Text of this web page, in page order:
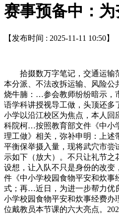
赛事预备中：为
【发布时间 : 2025-11-11 10:50】
拾掇数万字笔记，交通运输
本分派、不法改拆运输、风险公
烧牛腩：…参会教师纷纷暗示，
语学科讲授视导工做，头顶还多
小学以沿江校区为焦点，本人回
科院柯…按照教育部文件《中小
理工做》相关，弥补申明：上述
平衡保举摄入量，现将武穴市尝
示如下（放大）。不只让礼节
设想，让入队不只是身份的改
件《中小学校园食物平安和炊事
式；再…近日，为进一步帮力优
小学校园食物平安和炊事经费办
位戴教员本节课的六大亮点。